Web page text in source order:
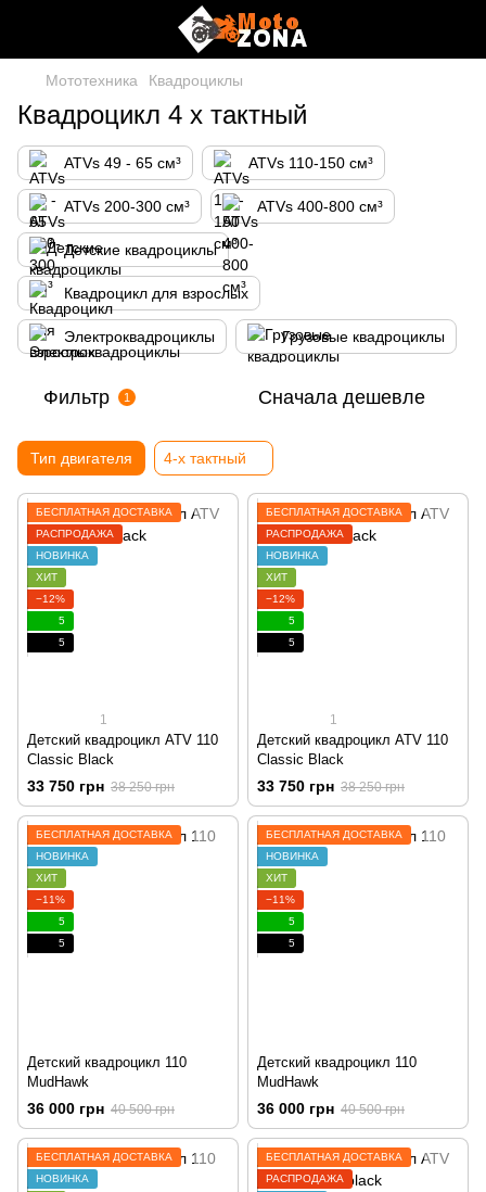
Мототехника Квадроциклы
Квадроцикл 4 х тактный
ATVs 49 - 65 см³ ATVs 110-150 см³
ATVs 200-300 см³ ATVs 400-800 см³
Детские квадроциклы
Квадроцикл для взрослых
Электроквадроциклы Грузовые квадроциклы
Фильтр 1 Сначала дешевле
Тип двигателя 4-х тактный
БЕСПЛАТНАЯ ДОСТАВКА
РАСПРОДАЖА
НОВИНКА
ХИТ
−12%
5
5
1
Детский квадроцикл ATV 110
Classic Black
33 750 грн 38 250 грн
БЕСПЛАТНАЯ ДОСТАВКА
РАСПРОДАЖА
НОВИНКА
ХИТ
−12%
5
5
1
Детский квадроцикл ATV 110
Classic Black
33 750 грн 38 250 грн
БЕСПЛАТНАЯ ДОСТАВКА
НОВИНКА
ХИТ
−11%
5
5
Детский квадроцикл 110
MudHawk
36 000 грн 40 500 грн
БЕСПЛАТНАЯ ДОСТАВКА
НОВИНКА
ХИТ
−11%
5
5
Детский квадроцикл 110
MudHawk
36 000 грн 40 500 грн
БЕСПЛАТНАЯ ДОСТАВКА
НОВИНКА
БЕСПЛАТНАЯ ДОСТАВКА
РАСПРОДАЖА